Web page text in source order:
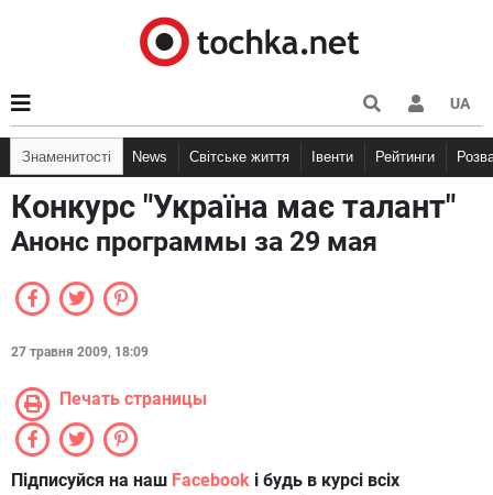
UA
Знаменитості News Світське життя Івенти Рейтинги
Конкурс "Україна має талант"
Анонс программы за 29 мая
27 травня 2009, 18:09
Печать страницы
Підписуйся на наш Facebook і будь в курсі всіх